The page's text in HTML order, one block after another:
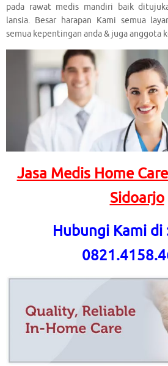
pada rawat medis mandiri baik
lansia. Besar harapan Kami semua
semua kepentingan anda & juga anggota
Jasa Medis Home
Sidoarjo
Hubungi Kami di